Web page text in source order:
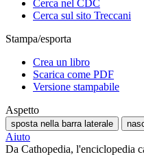
Cerca nel CDC
Cerca sul sito Treccani
Stampa/esporta
Crea un libro
Scarica come PDF
Versione stampabile
Aspetto
sposta nella barra laterale
Aiuto
Da Cathopedia, l'enciclopedia